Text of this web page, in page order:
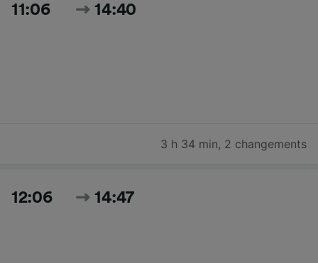
11:06 14:40
3 h 34 min, 2 changements
12:06 14:47